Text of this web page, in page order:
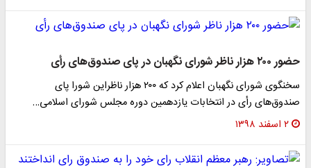
حضور ۲۰۰ هزار ناظر شورای نگهبان در پای صندوق‌های رأی
سخنگوی شورای نگهبان اعلام کرد که ۲۰۰ هزار ناظراین شورا پای
صندوق‌های رأی در انتخابات یازدهمین دوره مجلس شورای اسلامی…
۲ اسفند ۱۳۹۸